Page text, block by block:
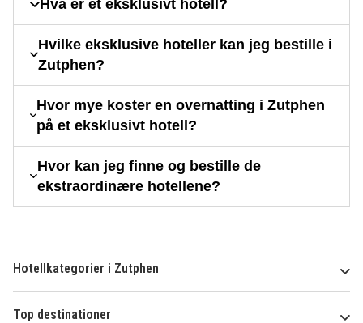
Hva er et eksklusivt hotell?
Hvilke eksklusive hoteller kan jeg bestille i
Zutphen?
Hvor mye koster en overnatting i Zutphen
på et eksklusivt hotell?
Hvor kan jeg finne og bestille de
ekstraordinære hotellene?
Hotellkategorier i Zutphen
Top destinationer